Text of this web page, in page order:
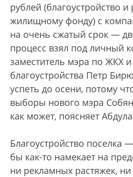
рублей (благоустройство
жилищному фонду) с
на очень сжатый срок —
процесс взял под личный
заместитель мэра по ЖКХ
благоустройства Петр
успеть до осени, потому
выборы нового мэра
как может, поясняет
Благоустройство поселка
бы как-то намекает на
ни рекламных растяжек, ни